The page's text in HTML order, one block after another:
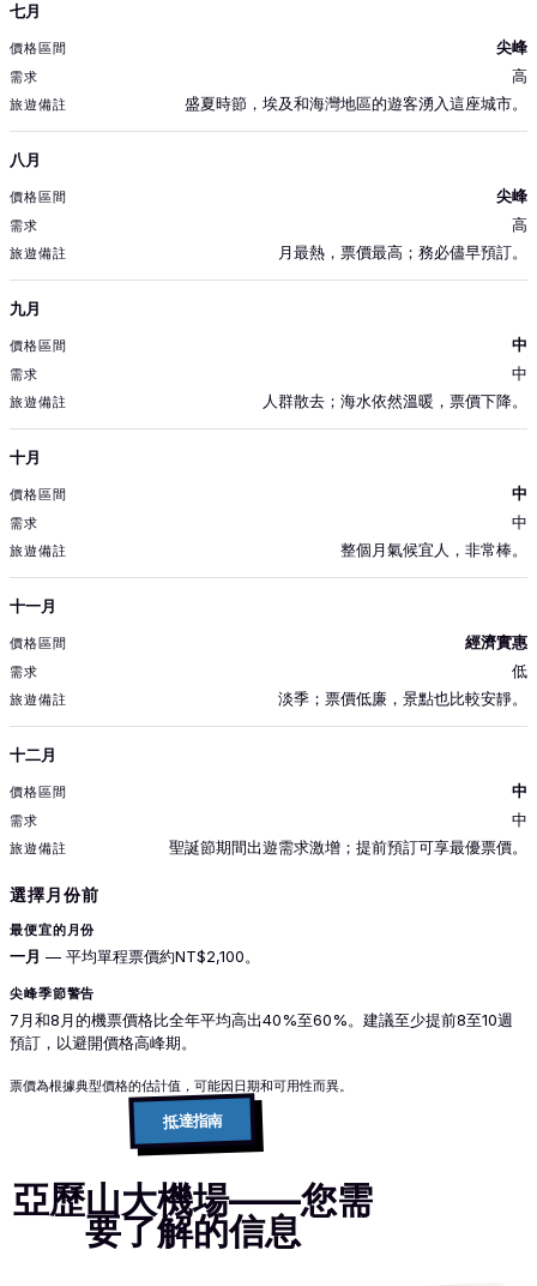
七月
尖峰
高
盛夏時節，埃及和海灣地區的遊客湧入這座城市。
八月
尖峰
高
月最熱，票價最高；務必儘早預訂。
九月
中
中
人群散去；海水依然溫暖，票價下降。
十月
中
中
整個月氣候宜人，非常棒。
十一月
經濟實惠
低
淡季；票價低廉，景點也比較安靜。
十二月
中
中
聖誕節期間出遊需求激增；提前預訂可享最優票價。
選擇月份前
最便宜的月份
一月 — 平均單程票價約NT$2,100。
尖峰季節警告
7月和8月的機票價格比全年平均高出40%至60%。建議至少提前8至10週
預訂，以避開價格高峰期。
票價為根據典型價格的估計值，可能因日期和可用性而異。
抵達指南
亞歷山大機場——您需
要了解的信息